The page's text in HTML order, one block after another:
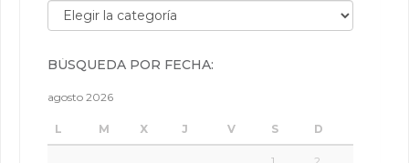
Búsqueda por categorías:
BÚSQUEDA POR FECHA:
agosto 2026
L M X J V S D